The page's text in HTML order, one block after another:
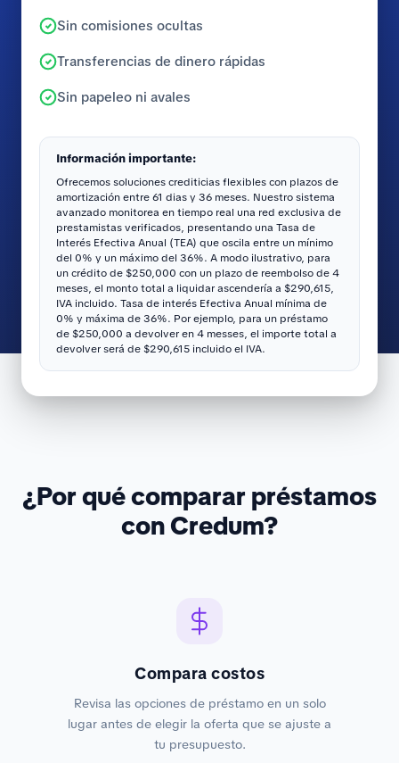
Sin comisiones ocultas
Transferencias de dinero rápidas
Sin papeleo ni avales
Información importante:
Ofrecemos soluciones crediticias flexibles con plazos de
amortización entre 61 dias y 36 meses. Nuestro sistema
avanzado monitorea en tiempo real una red exclusiva de
prestamistas verificados, presentando una Tasa de
Interés Efectiva Anual (TEA) que oscila entre un mínimo
del 0% y un máximo del 36%. A modo ilustrativo, para
un crédito de $250,000 con un plazo de reembolso de 4
meses, el monto total a liquidar ascendería a $290,615,
IVA incluido. Tasa de interés Efectiva Anual mínima de
0% y máxima de 36%. Por ejemplo, para un préstamo
de $250,000 a devolver en 4 messes, el importe total a
devolver será de $290,615 incluido el IVA.
¿Por qué comparar préstamos
con Credum?
Compara costos
Revisa las opciones de préstamo en un solo
lugar antes de elegir la oferta que se ajuste a
tu presupuesto.